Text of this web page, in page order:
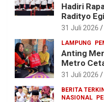
Hadiri
Radityo
Daerah
31 Juli 2026
LAMPUNG
Anting
Metro
31 Juli 2026
BERITA
NASIONAL